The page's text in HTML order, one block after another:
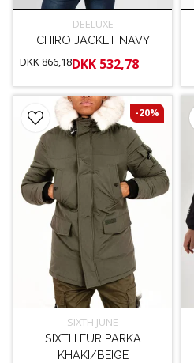
DEELUXE
CHIRO JACKET NAVY
DKK 866,18DKK 532,78
SIXTH JUNE
SIXTH FUR PARKA
KHAKI/BEIGE
-20%